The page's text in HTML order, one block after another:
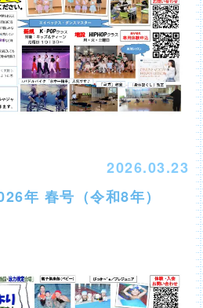
2026.03.23
年 春号（令和8年）